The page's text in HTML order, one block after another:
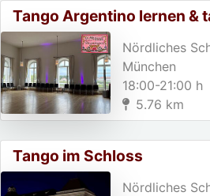
Tango Argentino lernen &
Nördliches
München
18:00-21:00 h
5.76 km
Tango im Schloss
Nördliches